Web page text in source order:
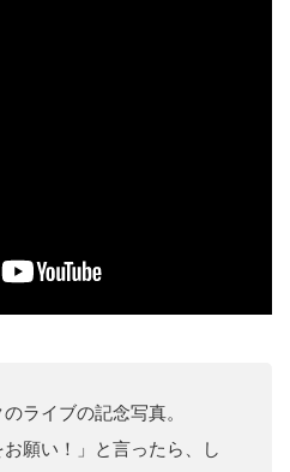
ライブの記念写真。
お願い！」と言ったら、し